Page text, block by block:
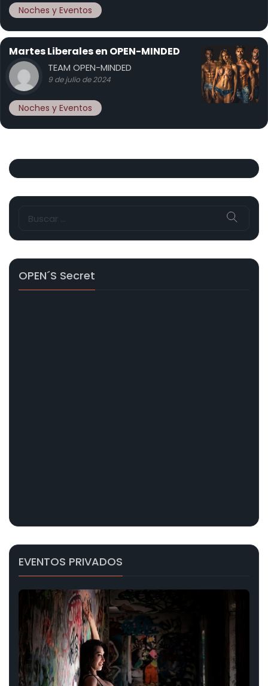
Noches y Eventos
Martes Liberales en OPEN-MINDED
TEAM OPEN-MINDED
9 de julio de 2024
Noches y Eventos
OPEN´s Secret
EVENTOS PRIVADOS